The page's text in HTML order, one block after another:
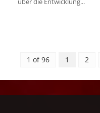
1 of 96 1 2